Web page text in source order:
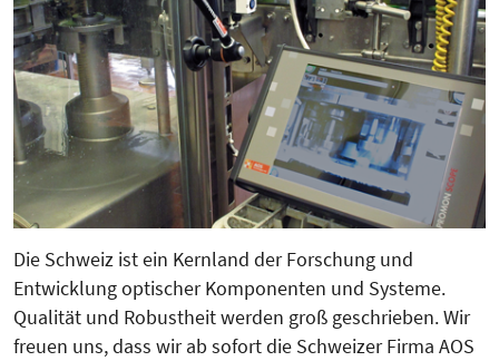
Die Schweiz ist ein Kernland der For­schung und
Entwicklung optischer Komponenten und Systeme.
Qualität und Robustheit werden groß geschrieben. Wir
freuen uns, dass wir ab sofort die Schweizer Firma AOS